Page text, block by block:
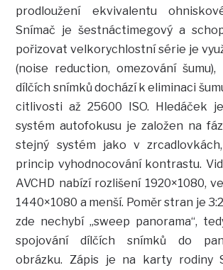
prodloužení ekvivalentu
Snímač je šestnáctimegový a
pořizovat velkorychlostní série je
(noise reduction, omezování šumu),
dílčích snímků dochází k eliminaci
citlivosti až 25600 ISO. Hledáček
systém autofokusu je založen na
stejný systém jako v
princip vyhodnocování kontrastu.
AVCHD nabízí rozlišení 1920×1080,
1440×1080 a menší. Poměr stran je
zde nechybí „sweep panorama“,
spojování dílčích snímků do
obrázku. Zápis je na karty rodiny